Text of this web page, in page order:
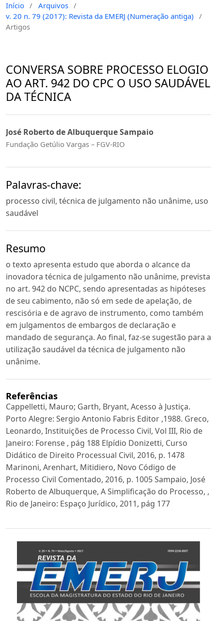
Início / Arquivos /
v. 20 n. 79 (2017): Revista da EMERJ (Numeração antiga)
/
Artigos
CONVERSA SOBRE PROCESSO ELOGIO
AO ART. 942 DO CPC O USO SAUDÁVEL
DA TÉCNICA
José Roberto de Albuquerque Sampaio
Fundação Getúlio Vargas – FGV-RIO
Palavras-chave:
processo civil, técnica de julgamento não unânime, uso
saudável
Resumo
o texto apresenta estudo que aborda o alcance da
inovadora técnica de julgamento não unânime, prevista
no art. 942 do NCPC, sendo apresentadas as hipóteses
de seu cabimento, não só em sede de apelação, de
rescisória e de agravo de instrumento, como também
em julgamentos de embargos de declaração e
mandado de segurança. Ao final, faz-se sugestão para a
utilização saudável da técnica de julgamento não
unânime.
Referências
Cappelletti, Mauro; Garth, Bryant, Acesso à Justiça.
Porto Alegre: Sergio Antonio Fabris Editor ,1988. Greco,
Leonardo, Instituições de Processo Civil, Vol III, Rio de
Janeiro: Forense , pág 188 Elpídio Donizetti, Curso
Didático de Direito Processual Civil, 2016, p. 1478
Marinoni, Arenhart, Mitidiero, Novo Código de
Processo Civil Comentado, 2016, p. 1005 Sampaio, José
Roberto de Albuquerque, A Simplificação do Processo, ,
Rio de Janeiro: Espaço Jurídico, 2011, pág 177